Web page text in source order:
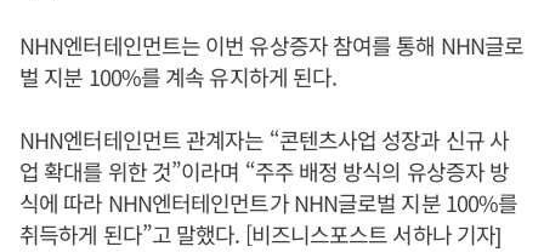
NHN엔터테인먼트는 이번 유상증자 참여를 통해 NHN글로
벌 지분 100%를 계속 유지하게 된다.
NHN엔터테인먼트 관계자는 “콘텐츠사업 성장과 신규 사
업 확대를 위한 것”이라며 “주주 배정 방식의 유상증자 방
식에 따라 NHN엔터테인먼트가 NHN글로벌 지분 100%를
취득하게 된다”고 말했다. [비즈니스포스트 서하나 기자]